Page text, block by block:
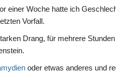
einer Woche hatte ich
Vorfall.
Drang, für mehrere
oder etwas anderes und